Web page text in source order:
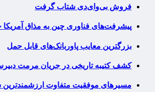
فروش بی‌وای‌دی شتاب گرفت
پیشرفت‌های فناوری چین به مذاق آمریکا
بزرگترین معایب پاوربانک‌های قابل حمل
کشف کتیبه تاریخی در جریان مرمت
مسیرهای موفقیت متفاوت